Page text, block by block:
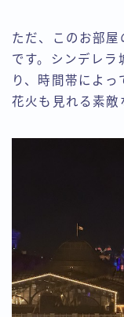
ただ、このお部屋
です。シンデレラ
り、時間帯によ
花火も見れる素敵